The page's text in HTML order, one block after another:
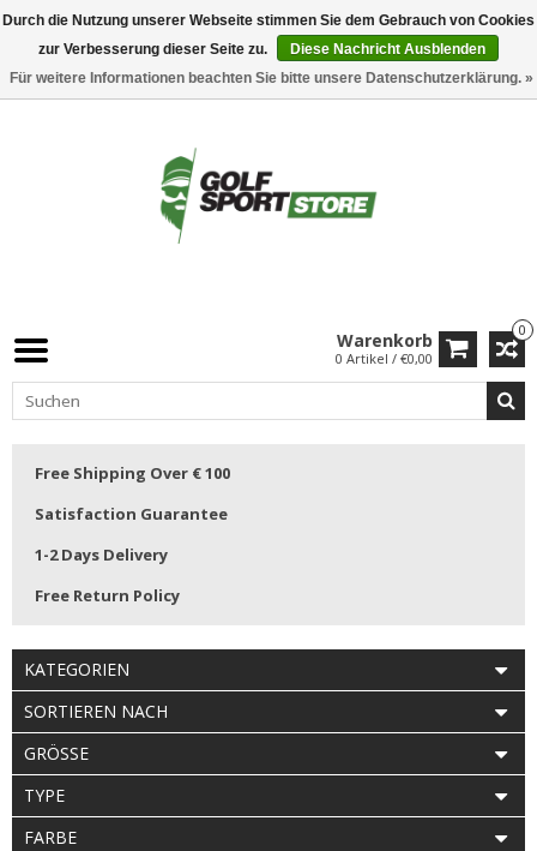
0
Warenkorb
0 Artikel / €0,00
Free Shipping Over € 100
Satisfaction Guarantee
1-2 Days Delivery
Free Return Policy
KATEGORIEN
SORTIEREN NACH
GRÖSSE
TYPE
FARBE
Durch die Nutzung unserer Webseite stimmen Sie dem Gebrauch von Cookies
zur Verbesserung dieser Seite zu.
Diese Nachricht Ausblenden
Für weitere Informationen beachten Sie bitte unsere Datenschutzerklärung. »